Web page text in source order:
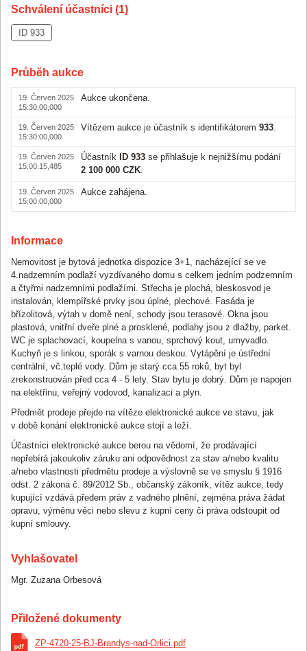
Schválení účastníci (1)
ID 933
Průběh aukce
19. Červen 2025
15:30:00,000
Aukce ukončena.
19. Červen 2025
15:30:00,000
Vítězem aukce je účastník s identifikátorem 933
19. Červen 2025
15:00:15,485
Účastník ID 933 se přihlašuje k nejnižšímu podání
2 100 000 CZK
19. Červen 2025
15:00:00,000
Aukce zahájena.
Informace
Nemovitost je bytová jednotka dispozice 3+1, nacházející se ve
4.nadzemním podlaží vyzdívaného domu s celkem jedním podzemním
a čtyřmi nadzemními podlažími. Střecha je plochá, bleskosvod je
instalován, klempířské prvky jsou úplné, plechové. Fasáda je
břízolitová, výtah v domě není, schody jsou terasové. Okna jsou
plastová, vnitřní dveře plné a prosklené, podlahy jsou z dlažby, parket.
WC je splachovací, koupelna s vanou, sprchový kout, umyvadlo.
Kuchyň je s linkou, sporák s varnou deskou. Vytápění je ústřední
centrální, vč.teplé vody. Dům je starý cca 55 roků, byt byl
zrekonstruován před cca 4 - 5 lety. Stav bytu je dobrý. Dům je napojen
na elektřinu, veřejný vodovod, kanalizaci a plyn.
Předmět prodeje přejde na vítěze elektronické aukce ve stavu, jak
v době konání elektronické aukce stojí a leží.
Účastníci elektronické aukce berou na vědomí, že prodávající
nepřebírá jakoukoliv záruku ani odpovědnost za stav a/nebo kvalitu
a/nebo vlastnosti předmětu prodeje a výslovně se ve smyslu § 1916
odst. 2 zákona č. 89/2012 Sb., občanský zákoník, vítěz aukce, tedy
kupující vzdává předem práv z vadného plnění, zejména práva žádat
opravu, výměnu věci nebo slevu z kupní ceny či práva odstoupit od
kupní smlouvy.
Vyhlašovatel
Mgr. Zuzana Orbesová
Přiložené dokumenty
ZP-4720-25-BJ-Brandys-nad-Orlici.pdf